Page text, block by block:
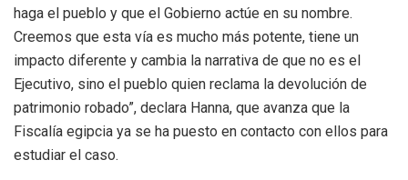
haga el pueblo y que el Gobierno actúe en su nombre.
Creemos que esta vía es mucho más potente, tiene un
impacto diferente y cambia la narrativa de que no es el
Ejecutivo, sino el pueblo quien reclama la devolución de
patrimonio robado”, declara Hanna, que avanza que la
Fiscalía egipcia ya se ha puesto en contacto con ellos para
estudiar el caso.